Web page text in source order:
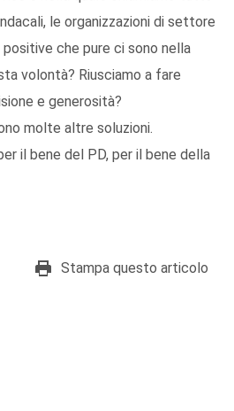
le organizzazioni di settore
che pure ci sono nella
volontà? Riusciamo a fare
e generosità?
molte altre soluzioni.
il bene del PD, per il bene della
Stampa questo articolo